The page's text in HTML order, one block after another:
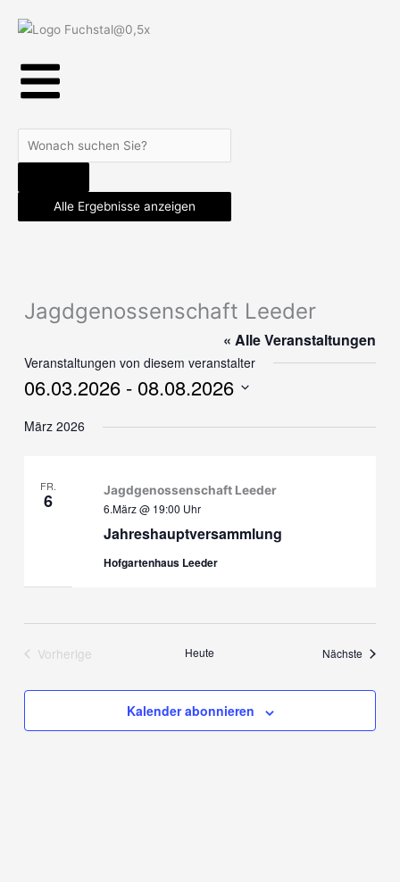
Search
...
Alle Ergebnisse anzeigen
Jagdgenossenschaft Leeder
« Alle Veranstaltungen
Veranstaltungen von diesem veranstalter
06.03.2026 - 08.08.2026
wählen.
März 2026
FR.
6
Jahreshauptversammlung
6.März @ 19:00 Uhr
Jagdgenossenschaft Leeder
Hofgartenhaus Leeder
Vorherige
Heute Nächste
Kalender abonnieren